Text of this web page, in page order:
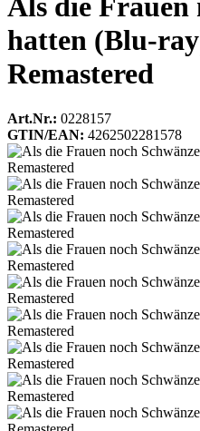
Als die Frauen
hatten (Blu-
Remastered
Art.Nr.: 0228157
GTIN/EAN: 4262502281578